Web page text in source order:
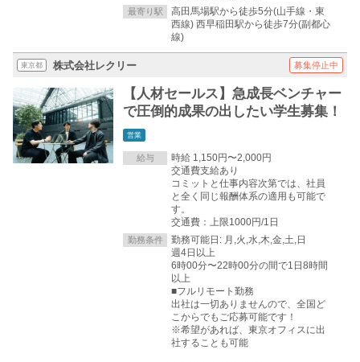
最寄り駅
高田馬場駅から徒歩5分(山手線・東
西線) 西早稲田駅から徒歩7分(副都心
線)
東京都 株式会社レクリー 募集停止中
【人材セールス】急成長ベンチャー
で圧倒的成果の出したい学生募集！
営業
給与
時給 1,150円〜2,000円
交通費支給あり
コミットと仕事内容次第では、社員
と全く同じ報酬体系の適用も可能で
す。
交通費：上限1000円/1日
勤務条件
勤務可能日: 月,火,水,木,金,土,日
週4日以上
6時00分〜22時00分の間で1日8時間
以上
■フルリモート勤務
出社は一切ありませんので、全国ど
こからでもご応募可能です！
※希望があれば、東京オフィスに出
社することも可能